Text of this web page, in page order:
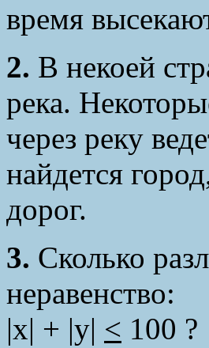
время
2. В некоей
река.
через реку
найдется
дорог.
3. Сколько
неравенство:
|x| + |y| < 100 ?